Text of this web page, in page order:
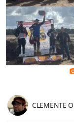
CLEMENTE